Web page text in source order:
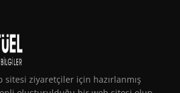
ziyaretçiler için hazırlanmış